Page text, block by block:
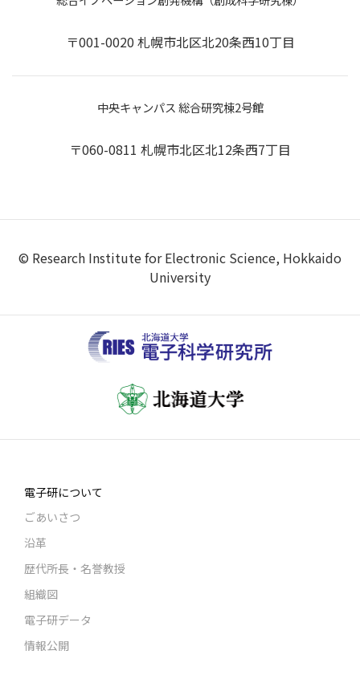
〒001-0020 札幌市北区北20条西10丁目
中央キャンパス 総合研究棟2号館
〒060-0811 札幌市北区北12条西7丁目
© Research Institute for Electronic Science, Hokkaido
University
電子研について
ごあいさつ
沿革
歴代所長・名誉教授
組織図
電子研データ
情報公開